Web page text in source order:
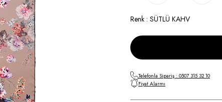
Renk : SÜTLÜ KAHV
Telefonla Sipariş : 0507 315 32 10
Fiyat Alarmı